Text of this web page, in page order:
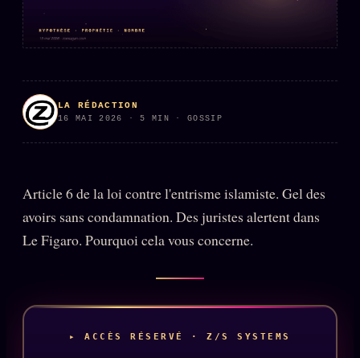
MACRONLEAKS
PRÉDICTIONS INFOFICTION
L'ORACLE Z/S 12 PRODUITS
LA RÉDACTION
16 MAI 2026 · 5 MIN · GOSSIP
Article 6 de la loi contre l'entrisme islamiste. Gel des
avoirs sans condamnation. Des juristes alertent dans
Le Figaro. Pourquoi cela vous concerne.
▸ ACCÈS RÉSERVÉ · Z/S SYSTEMS